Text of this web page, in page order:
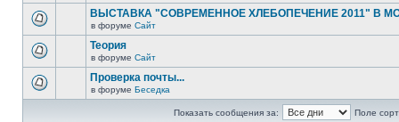
ВЫСТАВКА "СОВРЕМЕННОЕ ХЛЕБОПЕЧЕНИЕ 2011" В
в форуме Сайт
Теория
в форуме Сайт
Проверка почты...
в форуме Беседка
Показать сообщения за:
Поле